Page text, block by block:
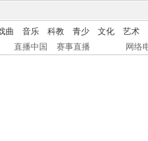
曲 音乐 科教 青少 文化
艺术
直播中国 赛事直播 网络